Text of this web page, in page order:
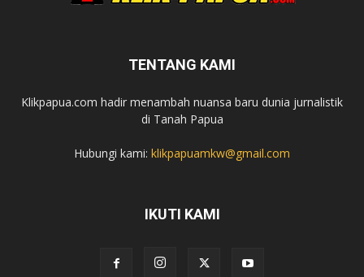
TENTANG KAMI
Klikpapua.com hadir menambah nuansa baru dunia jurnalistik
di Tanah Papua
Hubungi kami: klikpapuamkw@gmail.com
IKUTI KAMI